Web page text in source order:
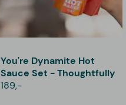
You're Dynamite Hot
Sauce Set - Thoughtfully
189,-